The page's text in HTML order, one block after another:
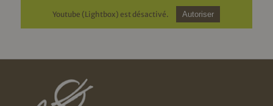
Youtube (Lightbox) est désactivé. Autoriser